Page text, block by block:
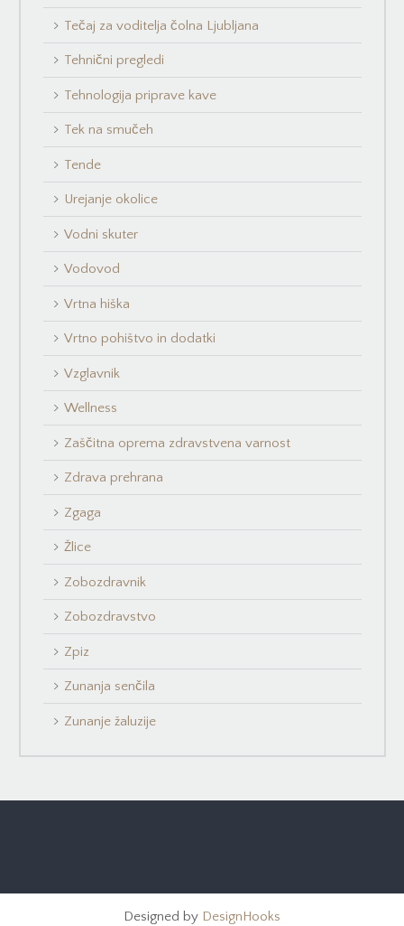
Tečaj za voditelja čolna Ljubljana
Tehnični pregledi
Tehnologija priprave kave
Tek na smučeh
Tende
Urejanje okolice
Vodni skuter
Vodovod
Vrtna hiška
Vrtno pohištvo in dodatki
Vzglavnik
Wellness
Zaščitna oprema zdravstvena varnost
Zdrava prehrana
Zgaga
Žlice
Zobozdravnik
Zobozdravstvo
Zpiz
Zunanja senčila
Zunanje žaluzije
Designed by DesignHooks